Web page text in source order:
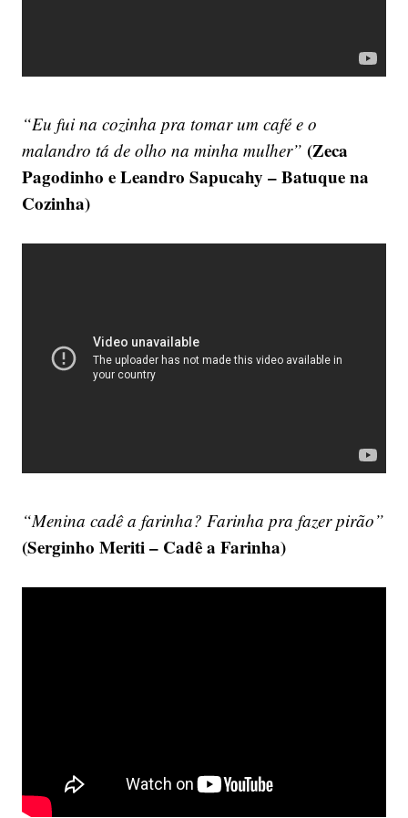
“Eu fui na cozinha pra tomar um café e o
malandro tá de olho na minha mulher” (Zeca
Pagodinho e Leandro Sapucahy – Batuque na
Cozinha)
“Menina cadê a farinha? Farinha pra fazer pirão”
(Serginho Meriti – Cadê a Farinha)